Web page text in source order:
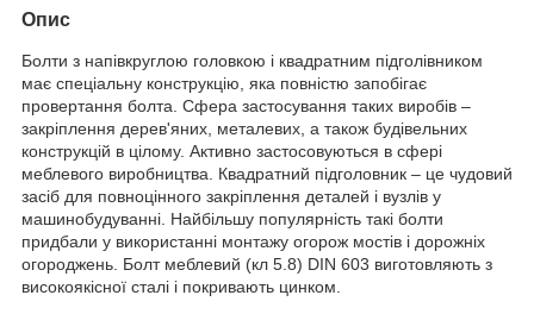
Опис
Болти з напівкруглою головкою і квадратним підголівником
має спеціальну конструкцію, яка повністю запобігає
провертання болта. Сфера застосування таких виробів –
закріплення дерев'яних, металевих, а також будівельних
конструкцій в цілому. Активно застосовуються в сфері
меблевого виробництва. Квадратний підголовник – це чудовий
засіб для повноцінного закріплення деталей і вузлів у
машинобудуванні. Найбільшу популярність такі болти
придбали у використанні монтажу огорож мостів і дорожніх
огороджень. Болт меблевий (кл 5.8) DIN 603 виготовляють з
високоякісної сталі і покривають цинком.